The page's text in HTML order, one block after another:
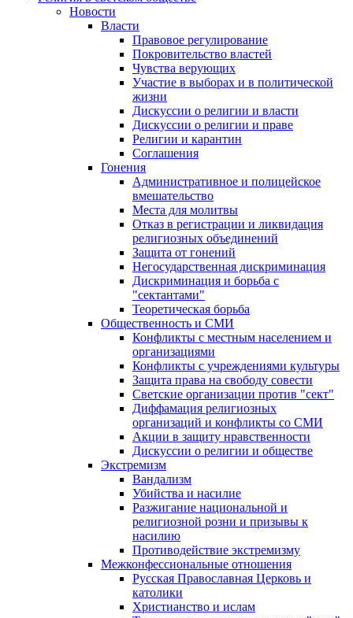
Новости
Власти
Правовое регулирование
Покровительство властей
Чувства верующих
Участие в выборах и в политической
жизни
Дискуссии о религии и власти
Дискуссии о религии и праве
Религии и карантин
Соглашения
Гонения
Административное и полицейское
вмешательство
Места для молитвы
Отказ в регистрации и ликвидация
религиозных объединений
Защита от гонений
Негосударственная дискриминация
Дискриминация и борьба с
"сектантами"
Теоретическая борьба
Общественность и СМИ
Конфликты с местным населением и
организациями
Конфликты с учреждениями культуры
Защита права на свободу совести
Светские организации против "сект"
Диффамация религиозных
организаций и конфликты со СМИ
Акции в защиту нравственности
Дискуссии о религии и обществе
Экстремизм
Вандализм
Убийства и насилие
Разжигание национальной и
религиозной розни и призывы к
насилию
Противодействие экстремизму
Межконфессиональные отношения
Русская Православная Церковь и
католики
Христианство и ислам